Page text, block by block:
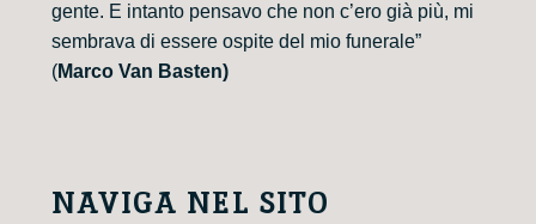
gente. E intanto pensavo che non c’ero già più, mi
sembrava di essere ospite del mio funerale”
(Marco Van Basten)
NAVIGA NEL SITO